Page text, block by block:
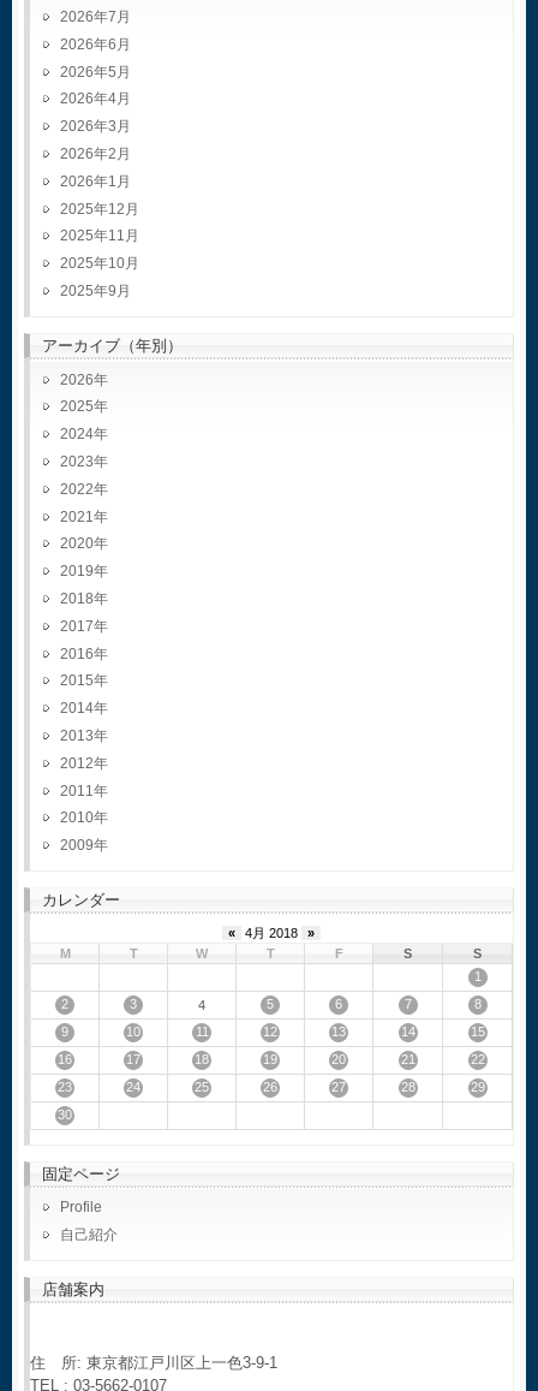
2026年7月
2026年6月
2026年5月
2026年4月
2026年3月
2026年2月
2026年1月
2025年12月
2025年11月
2025年10月
2025年9月
アーカイブ（年別）
2026
2025
2024
2023
2022
2021
2020
2019
2018
2017
2016
2015
2014
2013
2012
2011
2010
2009
カレンダー
« 4月 2018
»
M
T W T F S
S
1
2
3 4 5 6 7
8
9
10 11 12 13 14
15
16
17 18 19 20 21
22
23
24 25 26 27 28
29
30
固定ページ
Profile
自己紹介
店舗案内
住 所: 東京都江戸川区上一色3-9-1
TEL : 03-5662-0107